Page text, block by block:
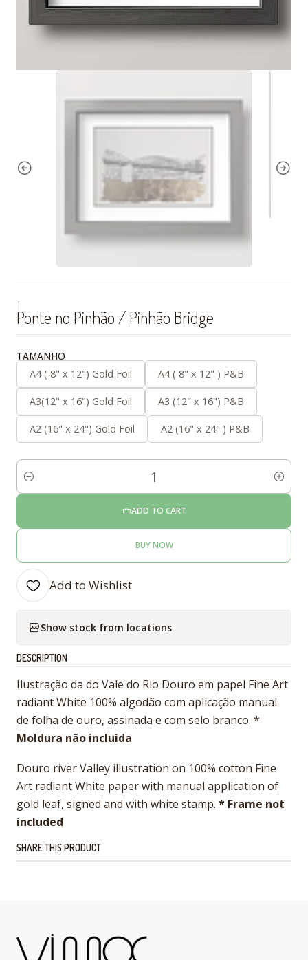
|
Ponte no Pinhão / Pinhão Bridge
TAMANHO
A4 ( 8" x 12") Gold Foil
A4 ( 8" x 12" ) P&B
A3(12" x 16") Gold Foil A3 (12" x 16") P&B
A2 (16" x 24") Gold Foil A2 (16" x 24" ) P&B
Quantity
ADD TO CART
BUY NOW
Add to Wishlist
Show stock from locations
DESCRIPTION
Ilustração da do Vale do Rio Douro em papel Fine Art
radiant White 100% algodão com aplicação manual
de folha de ouro, assinada e com selo branco. *
Moldura não incluída
Douro river Valley illustration on 100% cotton Fine
Art radiant White paper with manual application of
gold leaf, signed and with white stamp. * Frame not
included
SHARE THIS PRODUCT